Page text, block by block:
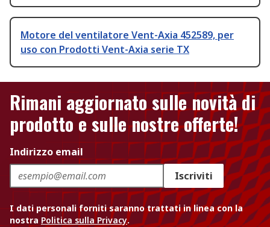
Motore del ventilatore Vent-Axia 452589, per
uso con Prodotti Vent-Axia serie TX
Rimani aggiornato sulle novità di
prodotto e sulle nostre offerte!
Indirizzo email
Iscriviti
I dati personali forniti saranno trattati in linea con la
nostra Politica sulla Privacy.